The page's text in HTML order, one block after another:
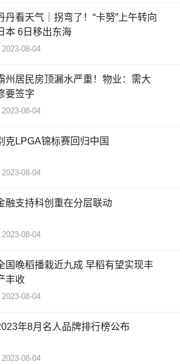
丹看天气｜拐弯了！“卡努”上午转向
本 6日移出东海
2023-08-04
州居民房顶漏水严重！物业：需大
要签字
2023-08-04
克LPGA锦标赛回归中国
2023-08-04
融支持科创重在分层联动
2023-08-04
国晚稻播栽近九成 早稻有望实现丰
丰收
2023-08-04
年8月名人品牌排行榜公布
2023-08-04